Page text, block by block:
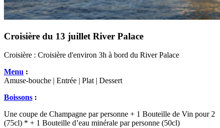
Croisière du 13 juillet River Palace
Croisière : Croisière d'environ 3h à bord du River Palace
Menu :
Amuse-bouche | Entrée | Plat | Dessert
Boissons :
Une coupe de Champagne par personne + 1 Bouteille de Vin pour 2
(75cl) * + 1 Bouteille d’eau minérale par personne (50cl)